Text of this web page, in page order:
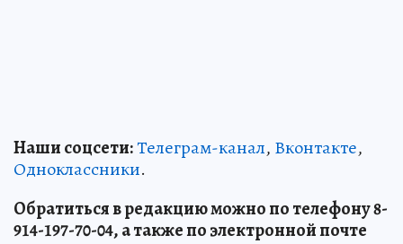
Наши соцсети:Телеграм-канал, Вконтакте,
Одноклассники.
Обратиться в редакцию можно по телефону 8-
914-197-70-04, а также по электронной почте